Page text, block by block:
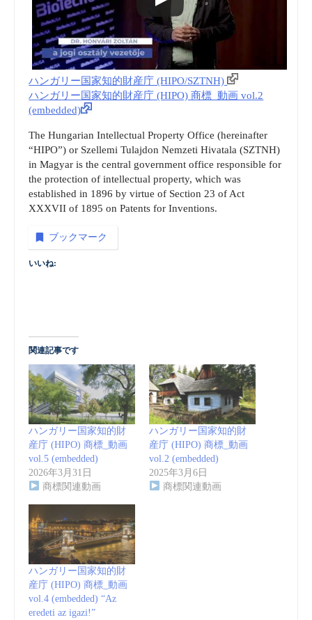
ハンガリー国家知的財産庁 (HIPO/SZTNH)
ハンガリー国家知的財産庁 (HIPO) 商標_動画 vol.2
(embedded)
The Hungarian Intellectual Property Office (hereinafter
“HIPO”) or Szellemi Tulajdon Nemzeti Hivatala (SZTNH)
in Magyar is the central government office responsible for
the protection of intellectual property, which was
established in 1896 by virtue of Section 23 of Act
XXXVII of 1895 on Patents for Inventions.
ブックマーク
いいね:
関連記事です
ハンガリー国家知的財
産庁 (HIPO) 商標_動画
vol.5 (embedded)
2026年3月31日
商標関連動画
ハンガリー国家知的財
産庁 (HIPO) 商標_動画
vol.2 (embedded)
2025年3月6日
商標関連動画
ハンガリー国家知的財
産庁 (HIPO) 商標_動画
vol.4 (embedded) “Az
eredeti az igazi!”